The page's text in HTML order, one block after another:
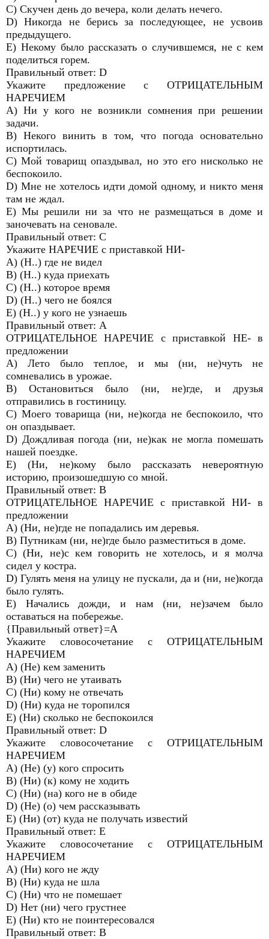
C) Скучен день до вечера, коли делать нечего.
D) Никогда не берись за последующее, не усвоив
предыдущего.
E) Некому было рассказать о случившемся, не с кем
поделиться горем.
Правильный ответ: D
Укажите предложение с ОТРИЦАТЕЛЬНЫМ
НАРЕЧИЕМ
A) Ни у кого не возникли сомнения при решении
задачи.
B) Некого винить в том, что погода основательно
испортилась.
C) Мой товарищ опаздывал, но это его нисколько не
беспокоило.
D) Мне не хотелось идти домой одному, и никто меня
там не ждал.
E) Мы решили ни за что не размещаться в доме и
заночевать на сеновале.
Правильный ответ: С
Укажите НАРЕЧИЕ с приставкой НИ-
A) (Н..) где не видел
B) (Н..) куда приехать
C) (Н..) которое время
D) (Н..) чего не боялся
E) (Н..) у кого не узнаешь
Правильный ответ: А
ОТРИЦАТЕЛЬНОЕ НАРЕЧИЕ с приставкой НЕ- в
предложении
A) Лето было теплое, и мы (ни, не)чуть не
сомневались в урожае.
B) Остановиться было (ни, не)где, и друзья
отправились в гостиницу.
C) Моего товарища (ни, не)когда не беспокоило, что
он опаздывает.
D) Дождливая погода (ни, не)как не могла помешать
нашей поездке.
E) (Ни, не)кому было рассказать невероятную
историю, произошедшую со мной.
Правильный ответ: В
ОТРИЦАТЕЛЬНОЕ НАРЕЧИЕ с приставкой НИ- в
предложении
A) (Ни, не)где не попадались им деревья.
B) Путникам (ни, не)где было разместиться в доме.
C) (Ни, не)с кем говорить не хотелось, и я молча
сидел у костра.
D) Гулять меня на улицу не пускали, да и (ни, не)когда
было гулять.
E) Начались дожди, и нам (ни, не)зачем было
оставаться на побережье.
{Правильный ответ}=А
Укажите словосочетание с ОТРИЦАТЕЛЬНЫМ
НАРЕЧИЕМ
A) (Не) кем заменить
B) (Ни) чего не утаивать
C) (Ни) кому не отвечать
D) (Ни) куда не торопился
E) (Ни) сколько не беспокоился
Правильный ответ: D
Укажите словосочетание с ОТРИЦАТЕЛЬНЫМ
НАРЕЧИЕМ
A) (Не) (у) кого спросить
B) (Ни) (к) кому не ходить
C) (Ни) (на) кого не в обиде
D) (Не) (о) чем рассказывать
E) (Ни) (от) куда не получать известий
Правильный ответ: Е
Укажите словосочетание с ОТРИЦАТЕЛЬНЫМ
НАРЕЧИЕМ
A) (Ни) кого не жду
B) (Ни) куда не шла
C) (Ни) что не помешает
D) Нет (ни) чего грустнее
E) (Ни) кто не поинтересовался
Правильный ответ: В